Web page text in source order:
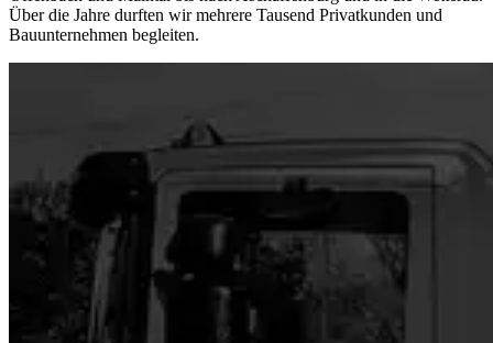
Über die Jahre durften wir mehrere Tausend Privatkunden und
Bauunternehmen begleiten.